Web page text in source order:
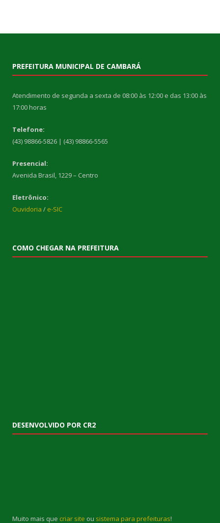
PREFEITURA MUNICIPAL DE CAMBARÁ
Atendimento de segunda a sexta de 08:00 às 12:00 e das 13:00 às
17:00 horas
Telefone:
(43) 98866-5826 | (43) 98866-5565
Presencial:
Avenida Brasil, 1229 – Centro
Eletrônico:
Ouvidoria / e-SIC
COMO CHEGAR NA PREFEITURA
DESENVOLVIDO POR CR2
Muito mais que criar site ou sistema para prefeituras!